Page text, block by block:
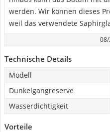
werden. Wir können dieses
weil das verwendete
Technische Details
Modell
Dunkelgangreserve
Wasserdichtigkeit
Vorteile